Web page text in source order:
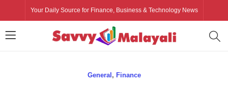
Your Daily Source for Finance, Business & Technology News
General , Finance